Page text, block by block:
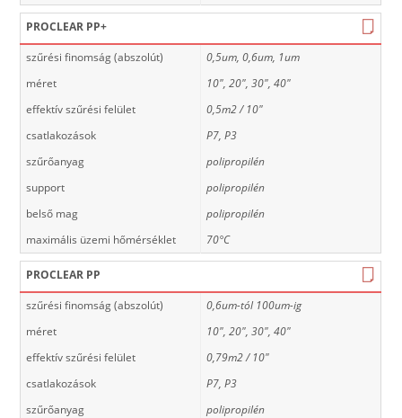
PROCLEAR PP+
szűrési finomság (abszolút)
0,5um, 0,6um, 1um
méret
10", 20", 30", 40"
effektív szűrési felület
0,5m2 / 10"
csatlakozások
P7, P3
szűrőanyag
polipropilén
support
polipropilén
belső mag
polipropilén
maximális üzemi hőmérséklet
70°C
PROCLEAR PP
szűrési finomság (abszolút)
0,6um-tól 100um-ig
méret
10", 20", 30", 40"
effektív szűrési felület
0,79m2 / 10"
csatlakozások
P7, P3
szűrőanyag
polipropilén